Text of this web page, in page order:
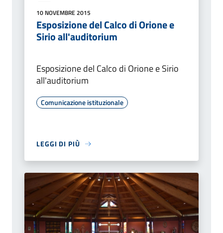
10 NOVEMBRE 2015
Esposizione del Calco di Orione e
Sirio all'auditorium
Esposizione del Calco di Orione e Sirio
all'auditorium
Comunicazione istituzionale
LEGGI DI PIÙ